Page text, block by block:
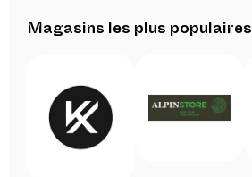
Magasins les plus populaires